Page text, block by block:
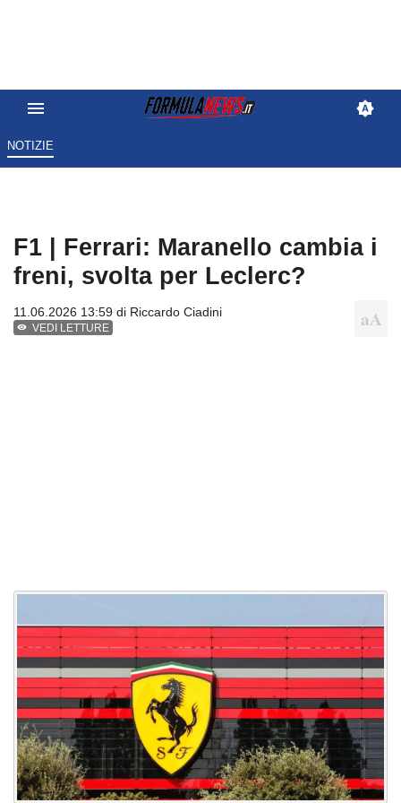
NOTIZIE
F1 | Ferrari: Maranello cambia i
freni, svolta per Leclerc?
11.06.2026 13:59 di Riccardo Ciadini
VEDI LETTURE